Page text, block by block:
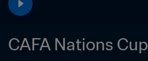
CAFA Nations Cup